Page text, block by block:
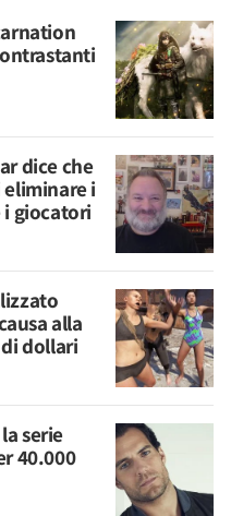
dice che
eliminare i
i giocatori
alla
dollari
serie
40.000